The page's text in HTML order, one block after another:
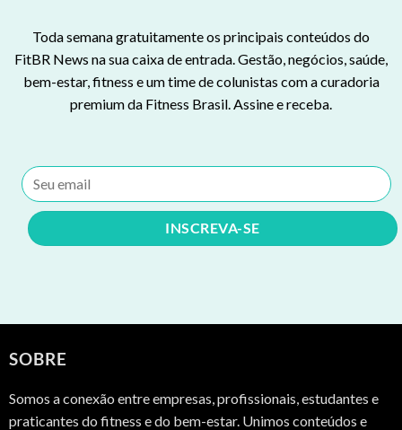
Toda semana gratuitamente os principais conteúdos do
FitBR News na sua caixa de entrada. Gestão, negócios, saúde,
bem-estar, fitness e um time de colunistas com a curadoria
premium da Fitness Brasil. Assine e receba.
SOBRE
Somos a conexão entre empresas, profissionais, estudantes e
praticantes do fitness e do bem-estar. Unimos conteúdos e